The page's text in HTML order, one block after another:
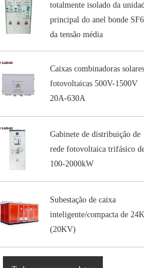
totalmente isolado da
principal do anel bonde SF6
da tensão média
Caixas combinadoras solares
fotovoltaicas 500V-1500V
20A-630A
Gabinete de distribuição de
rede fotovoltaica trifásico
100-2000kW
Subestação de caixa
inteligente/compacta de
(20KV)